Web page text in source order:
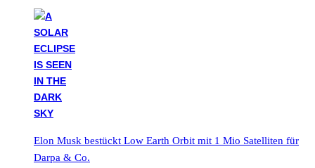
Elon Musk bestückt Low Earth Orbit mit 1 Mio Satelliten für
Darpa & Co.